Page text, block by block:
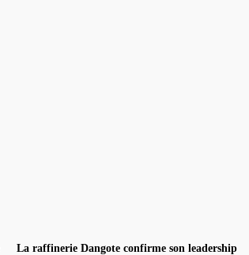
La raffinerie Dangote confirme son leadership